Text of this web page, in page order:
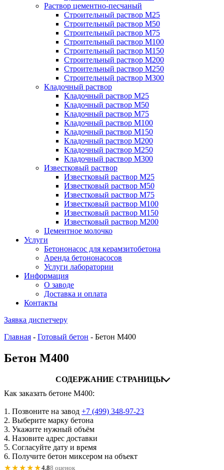
Раствор цементно-песчаный
Строительный раствор М25
Строительный раствор М50
Строительный раствор М75
Строительный раствор М100
Строительный раствор М150
Строительный раствор М200
Строительный раствор М250
Строительный раствор М300
Кладочный раствор
Кладочный раствор М25
Кладочный раствор М50
Кладочный раствор М75
Кладочный раствор М100
Кладочный раствор М150
Кладочный раствор М200
Кладочный раствор М250
Кладочный раствор М300
Известковый раствор
Известковый раствор М25
Известковый раствор М50
Известковый раствор М75
Известковый раствор М100
Известковый раствор М150
Известковый раствор М200
Цементное молочко
Услуги
Бетононасос для керамзитобетона
Аренда бетононасосов
Услуги лаборатории
Информация
О заводе
Доставка и оплата
Контакты
Заявка диспетчеру
Главная - Готовый бетон - Бетон М400
Бетон М400
СОДЕРЖАНИЕ СТРАНИЦЫ
Как заказать бетоне М400:
1. Позвоните на завод +7 (499) 348-97-23
2. Выберите марку бетона
3. Укажите нужный объём
4. Назовите адрес доставки
5. Согласуйте дату и время
6. Получите бетон миксером на объект
★★★★★4.88 оценок